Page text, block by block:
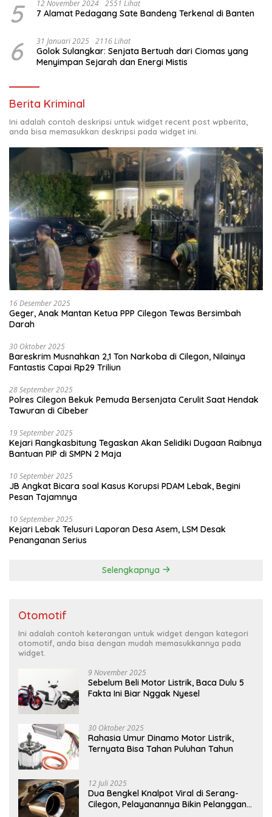
5 12 November 2024 2551 Lihat
7 Alamat Pedagang Sate Bandeng Terkenal di Banten
6 31 Januari 2025 2116 Lihat
Golok Sulangkar: Senjata Bertuah dari Ciomas yang
Menyimpan Sejarah dan Energi Mistis
Berita Kriminal
Ini adalah contoh deskripsi untuk widget recent post wpberita,
anda bisa memasukkan deskripsi pada widget ini.
16 Desember 2025
Geger, Anak Mantan Ketua PPP Cilegon Tewas Bersimbah
Darah
30 Oktober 2025
Bareskrim Musnahkan 2,1 Ton Narkoba di Cilegon, Nilainya
Fantastis Capai Rp29 Triliun
28 September 2025
Polres Cilegon Bekuk Pemuda Bersenjata Cerulit Saat Hendak
Tawuran di Cibeber
19 September 2025
Kejari Rangkasbitung Tegaskan Akan Selidiki Dugaan Raibnya
Bantuan PIP di SMPN 2 Maja
10 September 2025
JB Angkat Bicara soal Kasus Korupsi PDAM Lebak, Begini
Pesan Tajamnya
10 September 2025
Kejari Lebak Telusuri Laporan Desa Asem, LSM Desak
Penanganan Serius
Selengkapnya
Otomotif
Ini adalah contoh keterangan untuk widget dengan kategori
otomotif, anda bisa dengan mudah memasukkannya pada
widget.
9 November 2025
Sebelum Beli Motor Listrik, Baca Dulu 5
Fakta Ini Biar Nggak Nyesel
30 Oktober 2025
Rahasia Umur Dinamo Motor Listrik,
Ternyata Bisa Tahan Puluhan Tahun
12 Juli 2025
Dua Bengkel Knalpot Viral di Serang-
Cilegon, Pelayanannya Bikin Pelanggan